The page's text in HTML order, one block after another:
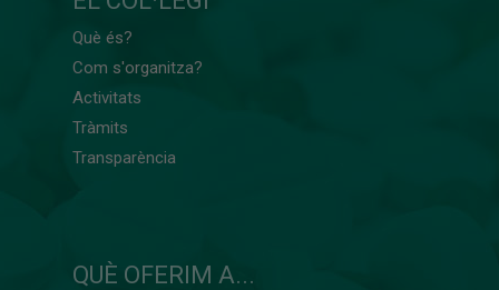
Què és?
Com s'organitza?
Activitats
Tràmits
Transparència
QUÈ OFERIM A...